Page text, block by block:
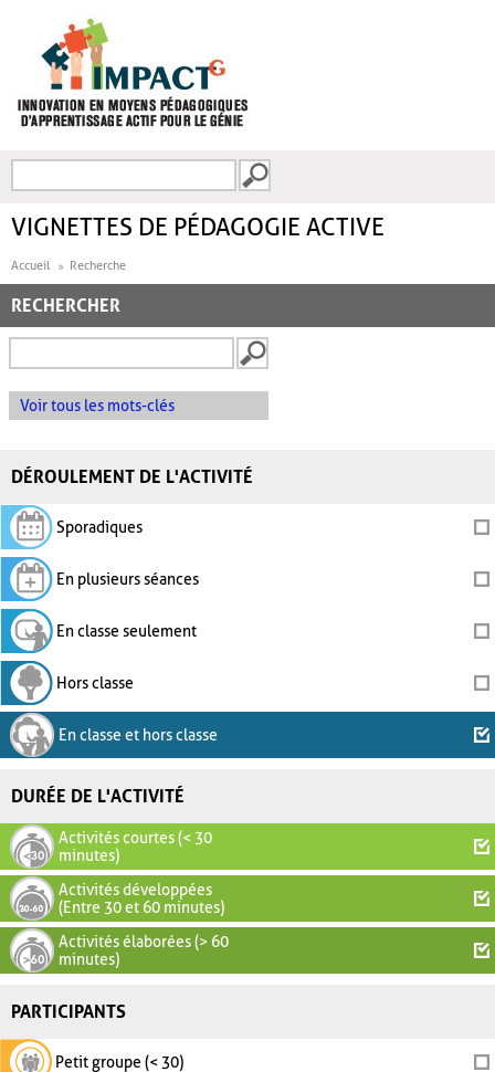
FORMULAIRE DE
VIGNETTES DE PÉDAGOGIE ACTIVE
Accueil Recherche
RECHERCHER
Voir tous les mots-clés
DÉROULEMENT DE L'ACTIVITÉ
Sporadiques
En plusieurs séances
En classe seulement
Hors classe
En classe et hors classe
DURÉE DE L'ACTIVITÉ
Activités courtes (< 30
minutes)
Activités développées
(Entre 30 et 60 minutes)
Activités élaborées (> 60
minutes)
PARTICIPANTS
Petit groupe (< 30)